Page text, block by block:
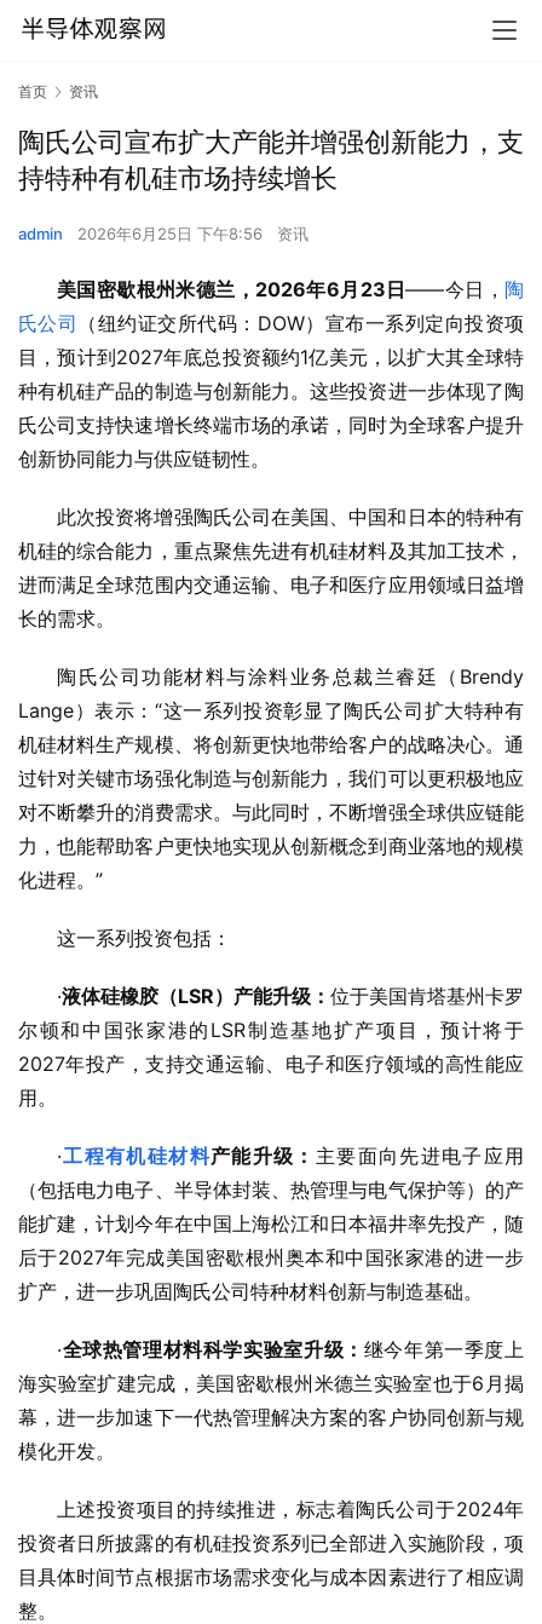
首页 资讯
陶氏公司宣布扩大产能并增强创新能力，支
持特种有机硅市场持续增长
admin 2026年6月25日 下午8:56 资讯
美国密歇根州米德兰 ，2026年6月 23 日——今日， 陶
氏公司 （纽约证交所代码：DOW）宣布一系列定向投资项
目，预计到2027年底总投资额约1亿美元，以扩大其全球特
种有机硅产品的制造与创新能力。这些投资进一步体现了陶
氏公司支持快速增长终端市场的承诺，同时为全球客户提升
创新协同能力与供应链韧性。
此次投资将增强陶氏公司在美国、中国和日本的特种有
机硅的综合能力，重点聚焦先进有机硅材料及其加工技术，
进而满足全球范围内交通运输、电子和医疗应用领域日益增
长的需求。
陶氏公司功能材料与涂料业务总裁兰睿廷（Brendy
Lange）表示：“这一系列投资彰显了陶氏公司扩大特种有
机硅材料生产规模、将创新更快地带给客户的战略决心。通
过针对关键市场强化制造与创新能力，我们可以更积极地应
对不断攀升的消费需求。与此同时，不断增强全球供应链能
力，也能帮助客户更快地实现从创新概念到商业落地的规模
化进程。”
这一系列投资包括：
·液体硅橡胶 （LSR） 产能升级 ： 位于美国肯塔基州卡罗
尔顿和中国张家港的LSR制造基地扩产项目，预计将于
2027年投产，支持交通运输、电子和医疗领域的高性能应
用。
·工程有机硅材料产能升级 ： 主要面向先进电子应用
（包括电力电子、半导体封装、热管理与电气保护等）的产
能扩建，计划今年在中国上海松江和日本福井率先投产，随
后于2027年完成美国密歇根州奥本和中国张家港的进一步
扩产，进一步巩固陶氏公司特种材料创新与制造基础。
·全球热管理材料科学实验室升级 ： 继今年第一季度上
海实验室扩建完成，美国密歇根州米德兰实验室也于6月揭
幕，进一步加速下一代热管理解决方案的客户协同创新与规
模化开发。
上述投资项目的持续推进，标志着陶氏公司于2024年
投资者日所披露的有机硅投资系列已全部进入实施阶段，项
目具体时间节点根据市场需求变化与成本因素进行了相应调
整。